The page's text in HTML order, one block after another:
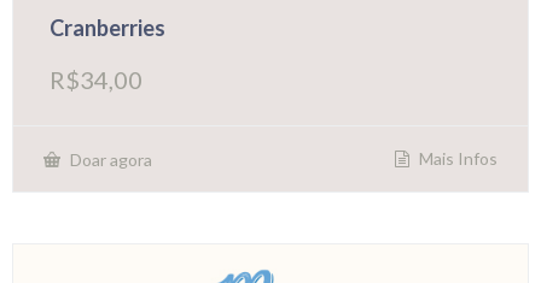
Cranberries
R$34,00
Doar agora Mais Infos